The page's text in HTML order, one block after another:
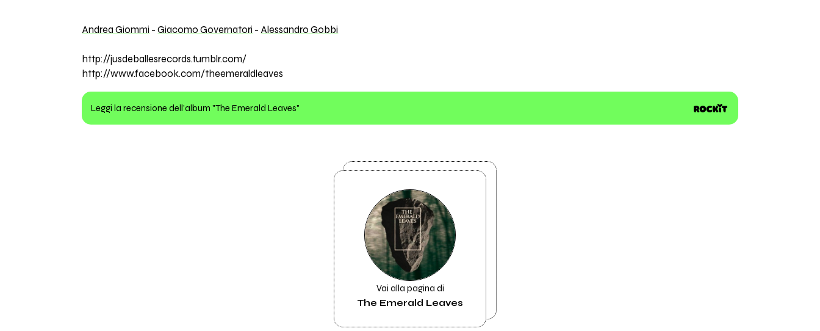
Andrea Giommi -Giacomo Governatori - Alessandro Gobbi
http://jusdeballesrecords.tumblr.com/
http://www.facebook.com/theemeraldleaves
Leggi la recensione dell'album "The Emerald Leaves"
Vai alla pagina di
The Emerald Leaves